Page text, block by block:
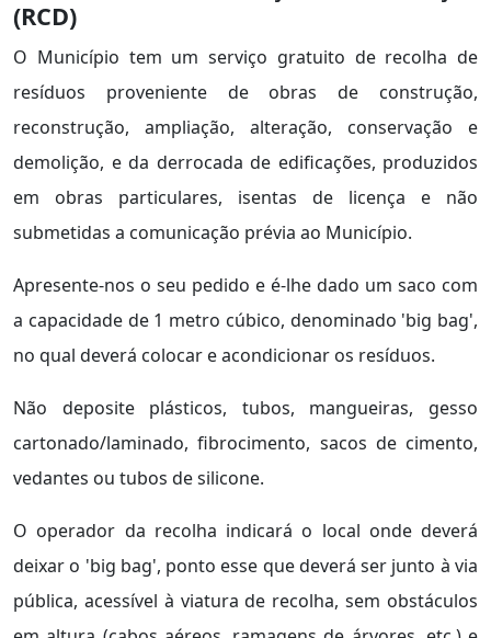
(RCD)
O Município tem um serviço gratuito de recolha de
resíduos proveniente de obras de construção,
reconstrução, ampliação, alteração, conservação e
demolição, e da derrocada de edificações, produzidos
em obras particulares, isentas de licença e não
submetidas a comunicação prévia ao Município.
Apresente-nos o seu pedido e é-lhe dado um saco com
a capacidade de 1 metro cúbico, denominado 'big bag',
no qual deverá colocar e acondicionar os resíduos.
Não deposite plásticos, tubos, mangueiras, gesso
cartonado/laminado, fibrocimento, sacos de cimento,
vedantes ou tubos de silicone.
O operador da recolha indicará o local onde deverá
deixar o 'big bag', ponto esse que deverá ser junto à via
pública, acessível à viatura de recolha, sem obstáculos